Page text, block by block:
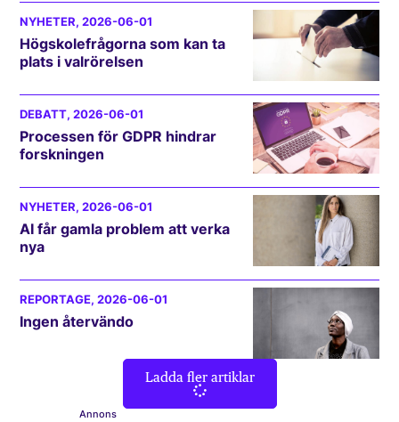
NYHETER, 2026-06-01
Högskolefrågorna som kan ta
plats i valrörelsen
DEBATT, 2026-06-01
Processen för GDPR hindrar
forskningen
NYHETER, 2026-06-01
AI får gamla problem att verka
nya
REPORTAGE, 2026-06-01
Ingen återvändo
Ladda fler artiklar
Annons